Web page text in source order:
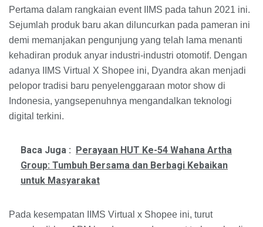
Pertama dalam rangkaian event IIMS pada tahun 2021 ini.
Sejumlah produk baru akan diluncurkan pada pameran ini
demi memanjakan pengunjung yang telah lama menanti
kehadiran produk anyar industri-industri otomotif. Dengan
adanya IIMS Virtual X Shopee ini, Dyandra akan menjadi
pelopor tradisi baru penyelenggaraan motor show di
Indonesia, yangsepenuhnya mengandalkan teknologi
digital terkini.
Baca Juga : Perayaan HUT Ke-54 Wahana Artha
Group: Tumbuh Bersama dan Berbagi Kebaikan
untuk Masyarakat
Pada kesempatan IIMS Virtual x Shopee ini, turut